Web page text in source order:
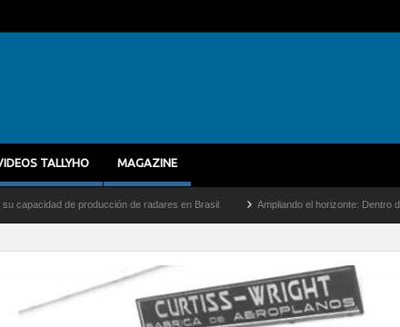
TALLYHO MAGAZINE
de radares en Brasil Ampliando el horizonte: Dentro del vuelo de desarrollo